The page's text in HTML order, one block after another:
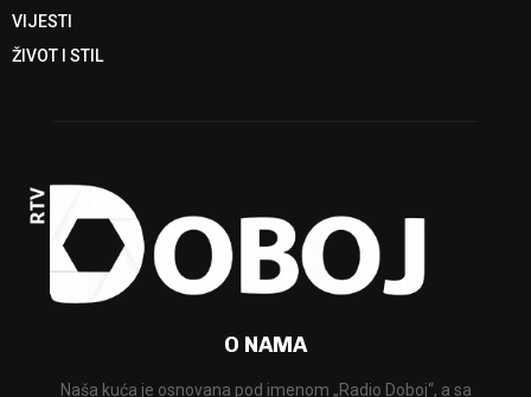
VIJESTI
ŽIVOT I STIL
O NAMA
Naša kuća je osnovana pod imenom „Radio Doboj“, a sa